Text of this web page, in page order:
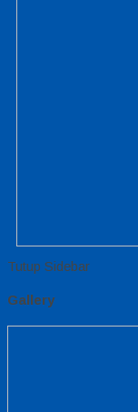
Tutup Sidebar
Gallery